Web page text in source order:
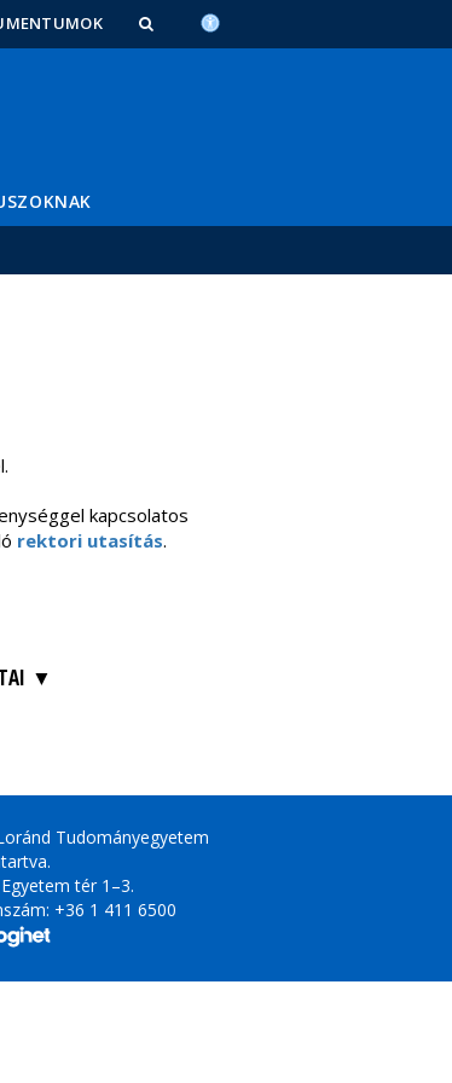
kapcsolatos
rektori utasítás.
Tudományegyetem
tér 1–3.
+36 1 411 6500